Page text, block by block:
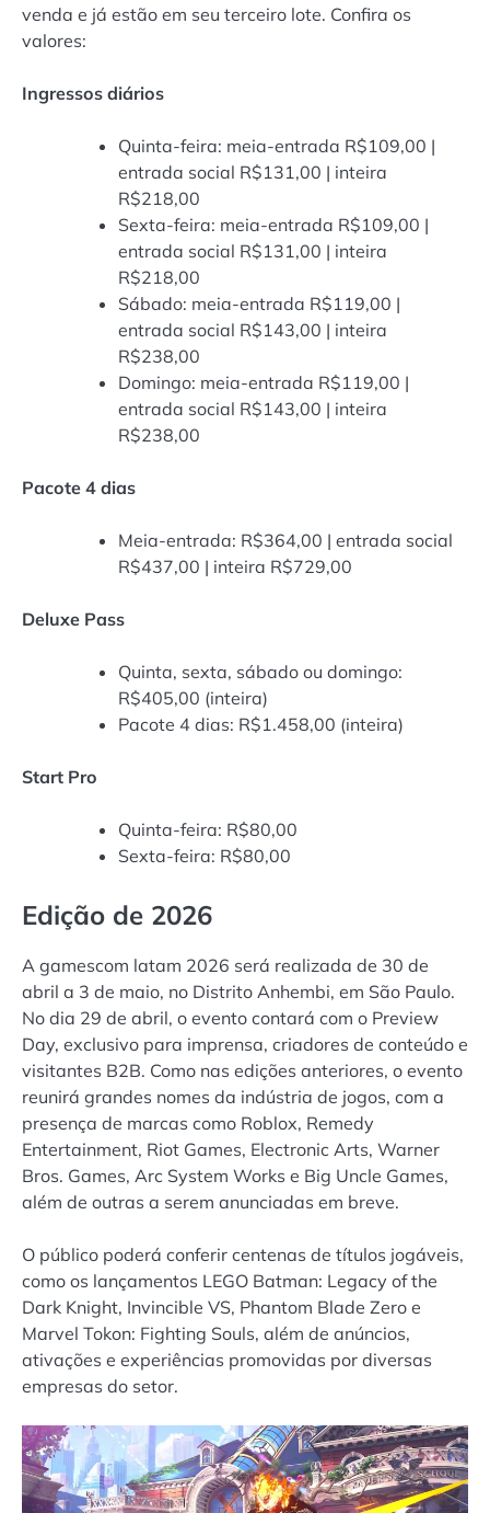
venda e já estão em seu terceiro lote. Confira os
valores:
Ingressos diários
Quinta-feira: meia-entrada R$109,00 |
entrada social R$131,00 | inteira
R$218,00
Sexta-feira: meia-entrada R$109,00 |
entrada social R$131,00 | inteira
R$218,00
Sábado: meia-entrada R$119,00 |
entrada social R$143,00 | inteira
R$238,00
Domingo: meia-entrada R$119,00 |
entrada social R$143,00 | inteira
R$238,00
Pacote 4 dias
Meia-entrada: R$364,00 | entrada social
R$437,00 | inteira R$729,00
Deluxe Pass
Quinta, sexta, sábado ou domingo:
R$405,00 (inteira)
Pacote 4 dias: R$1.458,00 (inteira)
Start Pro
Quinta-feira: R$80,00
Sexta-feira: R$80,00
Edição de 2026
A gamescom latam 2026 será realizada de 30 de
abril a 3 de maio, no Distrito Anhembi, em São Paulo.
No dia 29 de abril, o evento contará com o Preview
Day, exclusivo para imprensa, criadores de conteúdo e
visitantes B2B. Como nas edições anteriores, o evento
reunirá grandes nomes da indústria de jogos, com a
presença de marcas como Roblox, Remedy
Entertainment, Riot Games, Electronic Arts, Warner
Bros. Games, Arc System Works e Big Uncle Games,
além de outras a serem anunciadas em breve.
O público poderá conferir centenas de títulos jogáveis,
como os lançamentos LEGO Batman: Legacy of the
Dark Knight, Invincible VS, Phantom Blade Zero e
Marvel Tokon: Fighting Souls, além de anúncios,
ativações e experiências promovidas por diversas
empresas do setor.